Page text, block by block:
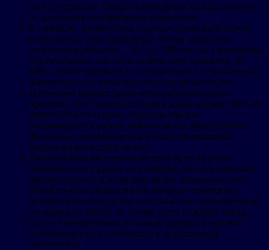
сотка) площадки. Общая необходимая площадь зависит
от доступных электрических мощностей.
К площадке должен быть подведен питающий кабель,
установлены трансформаторы. Расчет мощности
электрооборудования — 0,7-1,2 МВт/час на 1 контейнер.
Таким образом, для отеля мощностью, например, 20
МВт, нужно порядка 0,3 Га территории с огороженным
периметром или возможностью его организации.
Идеальный вариант размещения майнинг-отеля –
промзона. До ближайших жилых домов должно быть не
менее 500 м из-за шума, которым обычно
сопровождается работа майнингового оборудования.
Желательно не размещаться вблизи предприятий,
загрязняющих воздух пылью.
Дополнительным преимуществом будет являться
помещение или здание на площадке, которое идеально
приспособить под установку ригов, отдельного типа
майнингового оборудования. В идеале помещение
должно быть с высокими потолками, не отапливаемым,
площадью от 500 кв. м. Лучше всего подойдёт ангар.
Также к обязательным условиям относятся наличие
высокоскоростного интернета и транспортная
доступность.